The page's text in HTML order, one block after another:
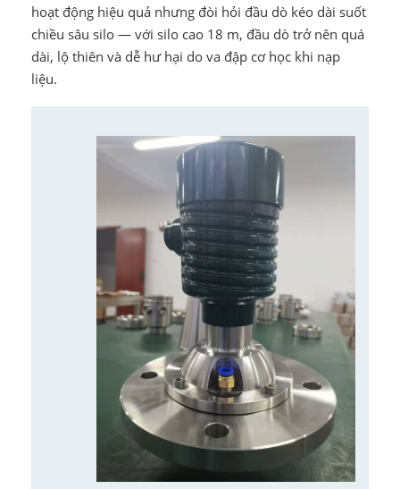
hoạt động hiệu quả nhưng đòi hỏi đầu dò kéo dài suốt
chiều sâu silo — với silo cao 18 m, đầu dò trở nên quá
dài, lộ thiên và dễ hư hại do va đập cơ học khi nạp
liệu.